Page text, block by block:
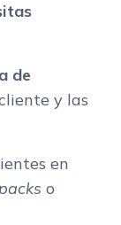
de
y las
en
o